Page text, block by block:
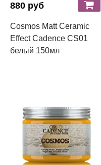
880 руб
Cosmos Matt Ceramic
Effect Cadence CS01
белый 150мл